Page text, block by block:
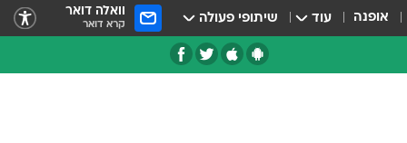
אופנה עוד שיתופי פעולה וואלה דואר
קרא דואר